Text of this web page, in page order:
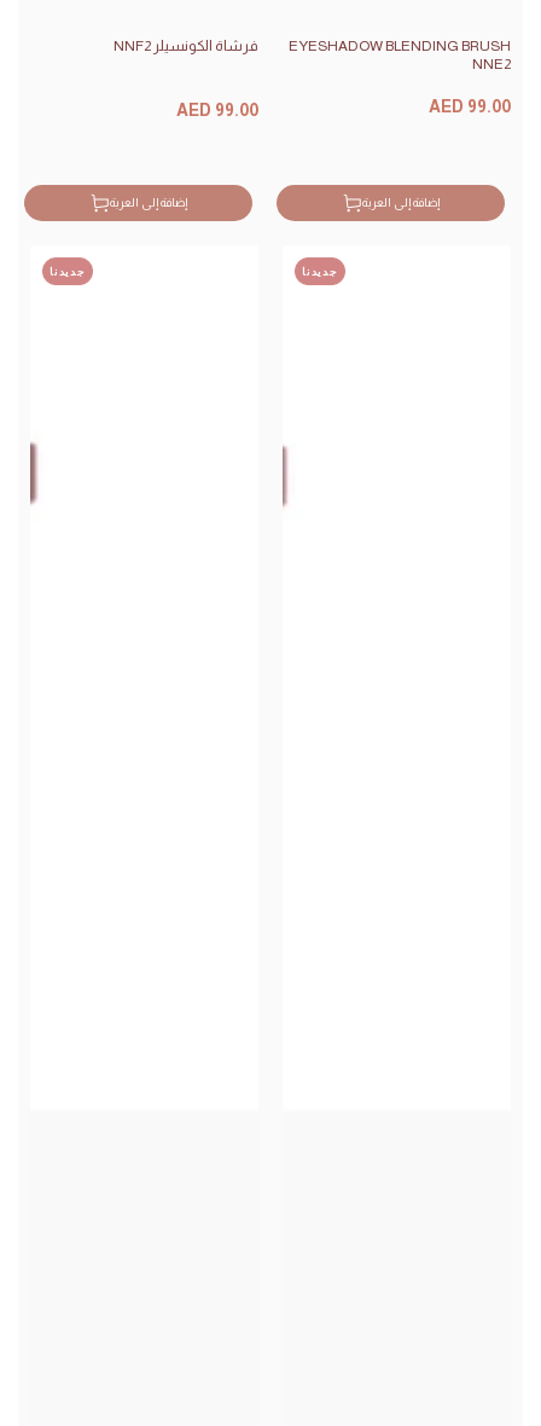
EYESHADOW BLENDING BRUSH
NNE2
السعر
AED 99.00
إضافة إلى العربة
فرشاة الكونسيلر NNF2
السعر
AED 99.00
إضافة إلى العربة
جديدنا جديدنا